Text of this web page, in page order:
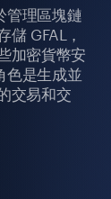
管理區塊鏈
儲 GFAL，
加密貨幣安
色是生成並
交易和交